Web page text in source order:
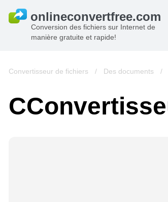
Conversion des fichiers sur Internet de
manière gratuite et rapide!
Convertisseur de fichiers / Des documents /